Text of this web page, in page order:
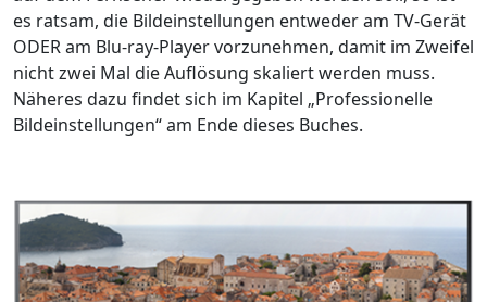
es ratsam, die Bildeinstellungen entweder am TV-Gerät
ODER am Blu-ray-Player vorzunehmen, damit im Zweifel
nicht zwei Mal die Auflösung skaliert werden muss.
Näheres dazu findet sich im Kapitel „Professionelle
Bildeinstellungen“ am Ende dieses Buches.